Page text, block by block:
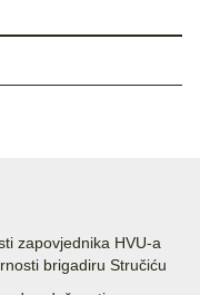
zapovjednika HVU-a
brigadiru Stručiću